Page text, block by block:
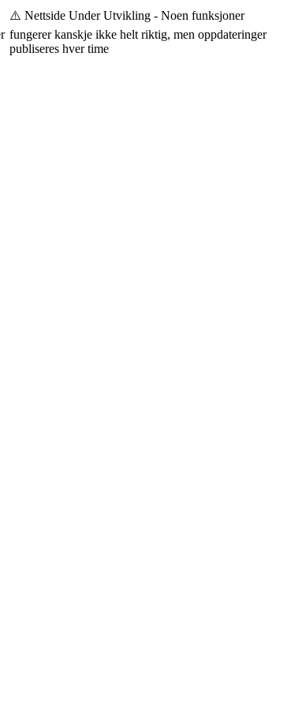
⚠️ Nettside Under Utvikling - Noen funksjoner
fungerer kanskje ikke helt riktig, men oppdateringer
publiseres hver time